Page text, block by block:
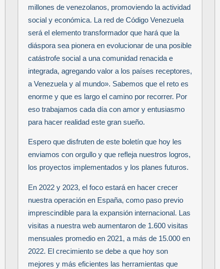
millones de venezolanos, promoviendo la actividad
social y económica. La red de Código Venezuela
será el elemento transformador que hará que la
diáspora sea pionera en evolucionar de una posible
catástrofe social a una comunidad renacida e
integrada, agregando valor a los países receptores,
a Venezuela y al mundo». Sabemos que el reto es
enorme y que es largo el camino por recorrer. Por
eso trabajamos cada día con amor y entusiasmo
para hacer realidad este gran sueño.
Espero que disfruten de este boletín que hoy les
enviamos con orgullo y que refleja nuestros logros,
los proyectos implementados y los planes futuros.
En 2022 y 2023, el foco estará en hacer crecer
nuestra operación en España, como paso previo
imprescindible para la expansión internacional. Las
visitas a nuestra web aumentaron de 1.600 visitas
mensuales promedio en 2021, a más de 15.000 en
2022. El crecimiento se debe a que hoy son
mejores y más eficientes las herramientas que